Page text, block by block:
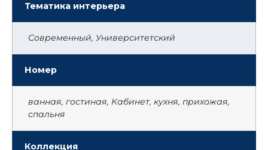
Тематика интерьера
Современный, Университетский
Номер
ванная, гостиная, Кабинет, кухня, прихожая,
спальня
Коллекция